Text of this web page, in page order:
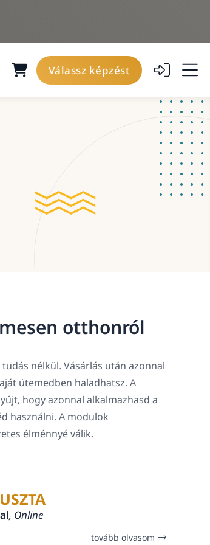
Válassz képzést
otthonról
nélkül. Vásárlás után azonnal
ütemedben haladhatsz. A
hogy azonnal alkalmazhasd a
használni. A modulok
élménnyé válik.
, Online
tovább olvasom